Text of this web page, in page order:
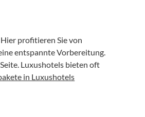
profitieren Sie von
entspannte Vorbereitung.
Luxushotels bieten oft
in Luxushotels